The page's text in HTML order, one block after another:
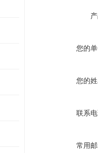
您的单
您的姓
联系电
常用邮